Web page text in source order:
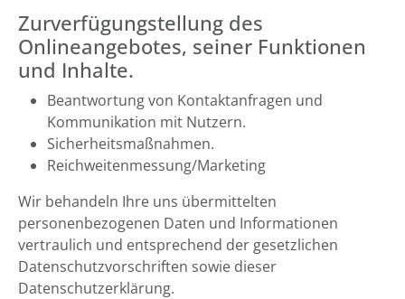
Zurverfügungstellung des
Onlineangebotes, seiner Funktionen
und Inhalte.
Beantwortung von Kontaktanfragen und
Kommunikation mit Nutzern.
Sicherheitsmaßnahmen.
Reichweitenmessung/Marketing
Wir behandeln Ihre uns übermittelten
personenbezogenen Daten und Informationen
vertraulich und entsprechend der gesetzlichen
Datenschutzvorschriften sowie dieser
Datenschutzerklärung.